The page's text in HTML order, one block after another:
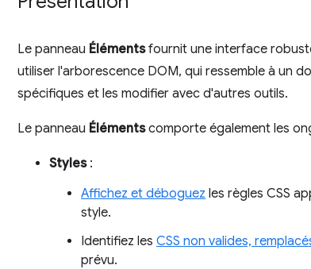
Le panneau Élémentsfournit une interface
utiliser l'arborescence DOM, qui ressemble à un
spécifiques et les modifier avec d'autres outils.
Le panneau Élémentscomporte également les
Styles:
Affichez et déboguez les règles CSS
style.
Identifiez les CSS non valides,
prévu.